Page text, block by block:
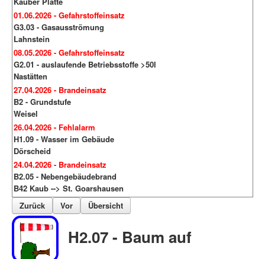
01.06.2026 - Gefahrstoffeinsatz
G3.03 - Gasausströmung
Lahnstein
08.05.2026 - Gefahrstoffeinsatz
G2.01 - auslaufende Betriebsstoffe >50l
Nastätten
27.04.2026 - Brandeinsatz
B2 - Grundstufe
Weisel
26.04.2026 - Fehlalarm
H1.09 - Wasser im Gebäude
Dörscheid
24.04.2026 - Brandeinsatz
B2.05 - Nebengebäudebrand
B42 Kaub --> St. Goarshausen
Zurück
Vor Übersicht
H2.07 - Baum auf